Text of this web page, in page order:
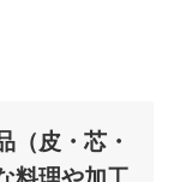
（皮・芯・